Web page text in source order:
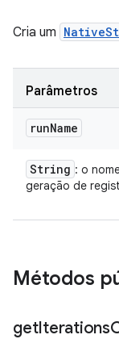
Cria um
Parâmetros
runName
String : o
geração de
Métodos
getIterations